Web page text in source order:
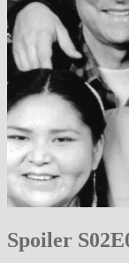
Spoiler